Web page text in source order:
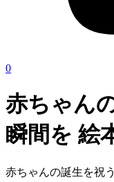
0
赤ちゃん
瞬間を 絵
赤ちゃんの誕生を祝